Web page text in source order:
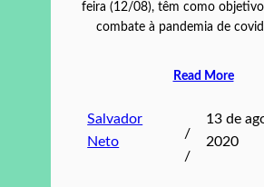
feira (12/08), têm como
combate à pandemia de
Read More
Salvador
Neto
/
/
13 de
2020